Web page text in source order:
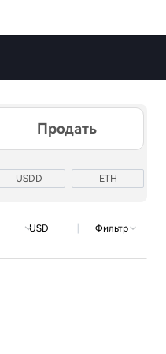
Продать
USDD ETH
USD | Фильтр